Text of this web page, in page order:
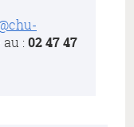
: 02 47 47